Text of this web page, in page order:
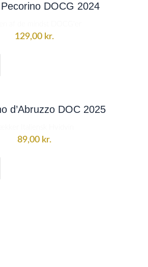
DOCG 2024
129,00 kr.
d’Abruzzo DOC 2025
89,00 kr.